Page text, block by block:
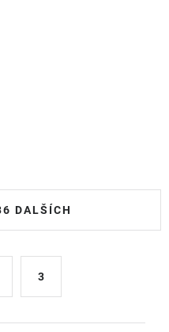
DALŠÍCH
3